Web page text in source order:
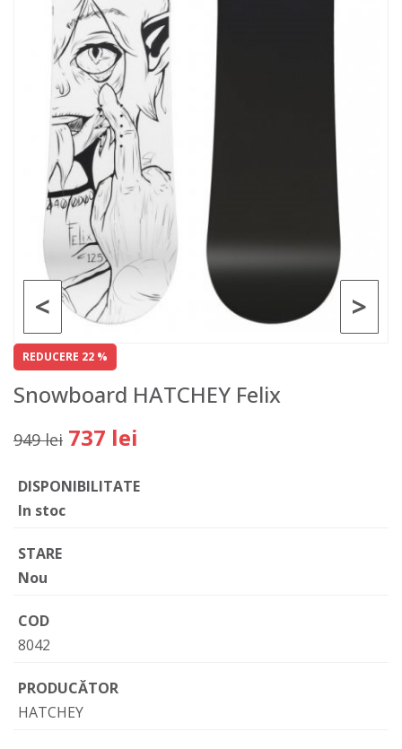
>
<
REDUCERE 22 %
Snowboard HATCHEY Felix
949 lei 737 lei
DISPONIBILITATE
In stoc
STARE
Nou
COD
8042
PRODUCĂTOR
HATCHEY